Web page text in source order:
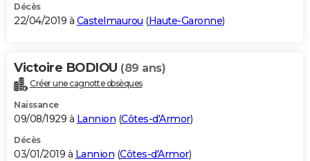
Décès
22/04/2019 à Castelmaurou (Haute-Garonne)
Victoire BODIOU (89 ans)
Créer une cagnotte obsèques
Naissance
09/08/1929 à Lannion (Côtes-d'Armor)
Décès
03/01/2019 à Lannion (Côtes-d'Armor)